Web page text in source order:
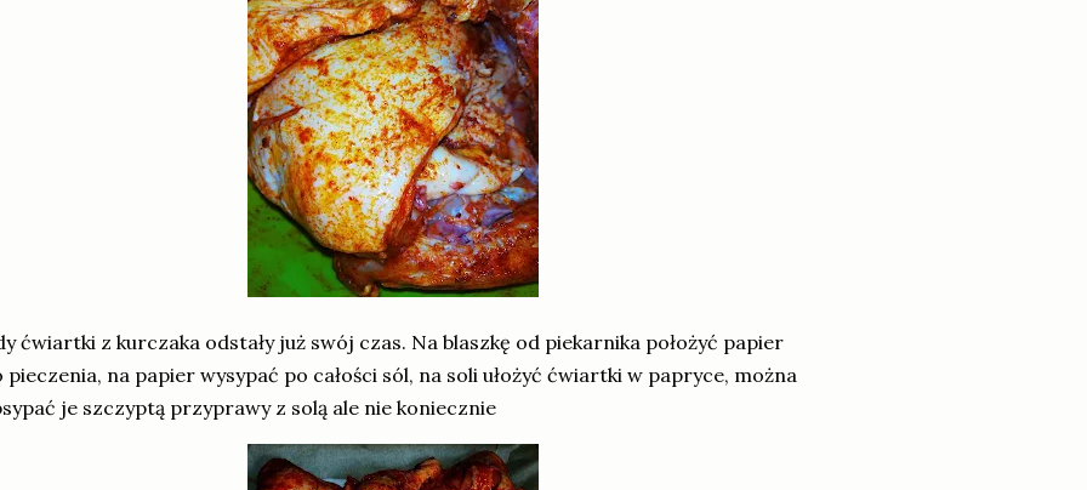
ćwiartki z kurczaka odstały już swój czas. Na blaszkę od piekarnika położyć papier
pieczenia, na papier wysypać po całości sól, na soli ułożyć ćwiartki w papryce, można
je szczyptą przyprawy z solą ale nie koniecznie